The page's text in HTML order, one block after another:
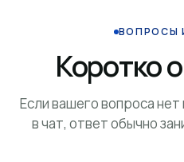
ВОПРОСЫ
Коротко
Если вашего вопроса
в чат, ответ обычно